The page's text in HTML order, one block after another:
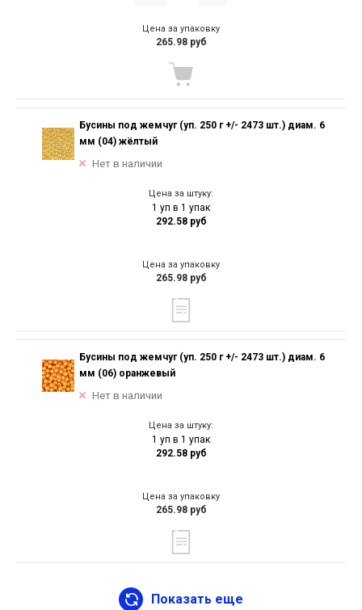
Цена за упаковку
265.98 руб
Бусины под жемчуг (уп. 250 г +/- 2473 шт.) диам. 6
мм (04) жёлтый
Нет в наличии
Цена за штуку:
1 уп в 1 упак
292.58 руб
Цена за упаковку
265.98 руб
Бусины под жемчуг (уп. 250 г +/- 2473 шт.) диам. 6
мм (06) оранжевый
Нет в наличии
Цена за штуку:
1 уп в 1 упак
292.58 руб
Цена за упаковку
265.98 руб
Показать еще